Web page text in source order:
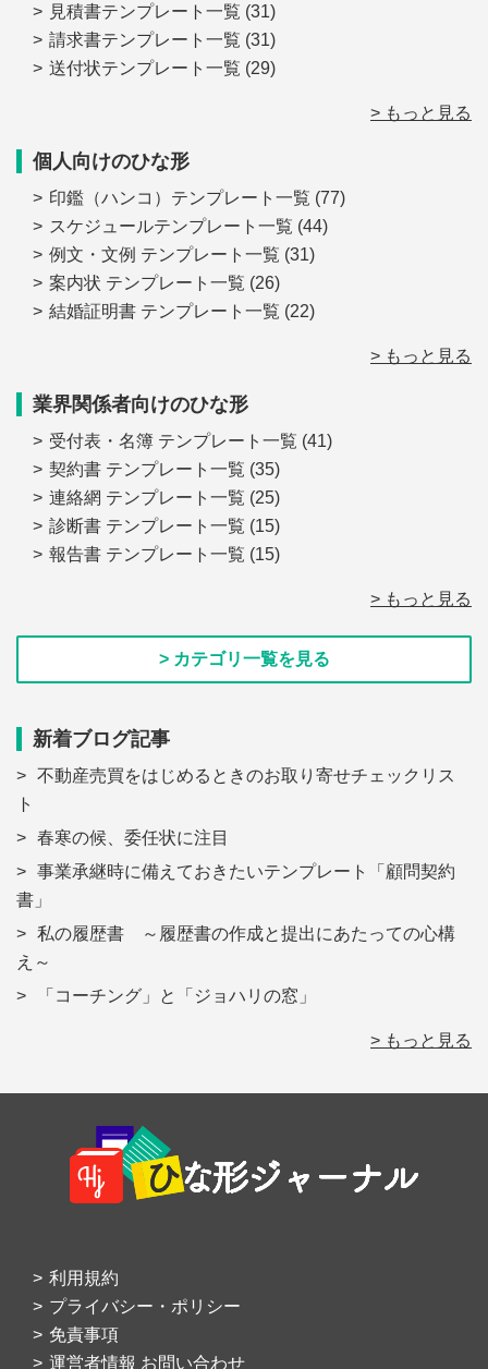
見積書テンプレート一覧 (31)
請求書テンプレート一覧 (31)
送付状テンプレート一覧 (29)
> もっと見る
個人向けのひな形
印鑑（ハンコ）テンプレート一覧 (77)
スケジュールテンプレート一覧 (44)
例文・文例 テンプレート一覧 (31)
案内状 テンプレート一覧 (26)
結婚証明書 テンプレート一覧 (22)
> もっと見る
業界関係者向けのひな形
受付表・名簿 テンプレート一覧 (41)
契約書 テンプレート一覧 (35)
連絡網 テンプレート一覧 (25)
診断書 テンプレート一覧 (15)
報告書 テンプレート一覧 (15)
> もっと見る
> カテゴリ一覧を見る
新着ブログ記事
不動産売買をはじめるときのお取り寄せチェックリス
ト
春寒の候、委任状に注目
事業承継時に備えておきたいテンプレート「顧問契約
書」
私の履歴書 ～履歴書の作成と提出にあたっての心構
え～
「コーチング」と「ジョハリの窓」
> もっと見る
Footer
利用規約
プライバシー・ポリシー
免責事項
運営者情報 お問い合わせ